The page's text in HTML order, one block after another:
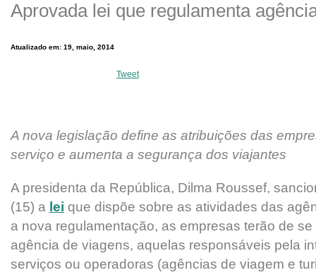
Aprovada lei que regulamenta
Atualizado em: 19, maio, 2014
Tweet
A nova legislação define as atribuições das
serviço e aumenta a segurança dos viajantes
A presidenta da República, Dilma Roussef,
(15) a lei que dispõe sobre as atividades das
a nova regulamentação, as empresas terão de
agência de viagens, aquelas responsáveis pela
serviços ou operadoras (agências de viagem e